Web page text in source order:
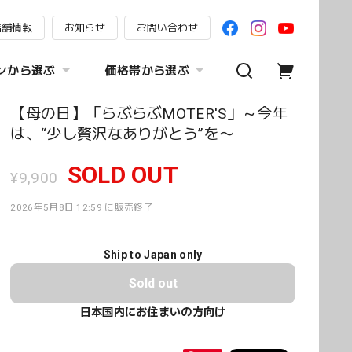
情報 お知らせ お問い合わせ
から選ぶ 価格帯から選ぶ
【母の日】「らぶらぶMOTER'S」～今年
は、“少し贅沢なありがとう”を〜
¥9,900 SOLD OUT
2026年5月8日 12:59 に販売終了
Ship to Japan only
Sold out
日本国内にお住まいの方向け